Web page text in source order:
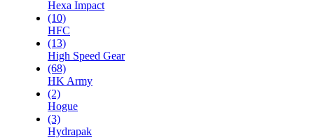
Hexa Impact
(10)
HFC
(13)
High Speed Gear
(68)
HK Army
(2)
Hogue
(3)
Hydrapak